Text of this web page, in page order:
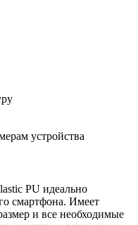
устройства
PU идеально
смартфона. Имеет
и все необходимые